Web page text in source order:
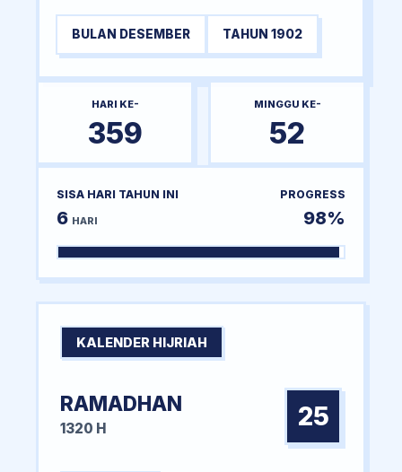
BULAN DESEMBER TAHUN 1902
HARI KE-
359
MINGGU KE-
52
SISA HARI TAHUN INI
6 HARI
PROGRESS
98%
KALENDER HIJRIAH
RAMADHAN
1320 H 25